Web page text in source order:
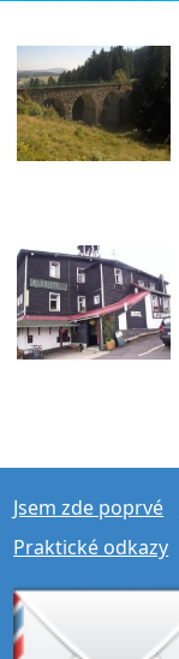
Jsem zde poprvé
Praktické odkazy